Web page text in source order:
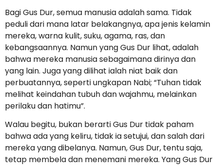
Bagi Gus Dur, semua manusia adalah sama. Tidak
peduli dari mana latar belakangnya, apa jenis kelamin
mereka, warna kulit, suku, agama, ras, dan
kebangsaannya. Namun yang Gus Dur lihat, adalah
bahwa mereka manusia sebagaimana dirinya dan
yang lain. Juga yang dilihat ialah niat baik dan
perbuatannya, seperti ungkapan Nabi; “Tuhan tidak
melihat keindahan tubuh dan wajahmu, melainkan
perilaku dan hatimu”.
Walau begitu, bukan berarti Gus Dur tidak paham
bahwa ada yang keliru, tidak ia setujui, dan salah dari
mereka yang dibelanya. Namun, Gus Dur, tentu saja,
tetap membela dan menemani mereka. Yang Gus Dur